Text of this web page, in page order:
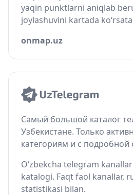
yaqin punktlarni aniqlab
joylashuvini kartada
onmap.uz
Самый большой каталог
Узбекистане. Только
категориям и с подробной
O‘zbekcha telegram
katalogi. Faqt faol kanallar,
statistikasi bilan.